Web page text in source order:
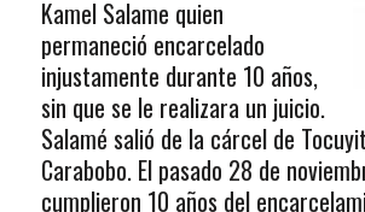
Kamel Salame quien
permaneció encarcelado
injustamente durante 10 años,
sin que se le realizara un juicio.
Salamé salió de la cárcel de
Carabobo. El pasado 28 de
cumplieron 10 años del